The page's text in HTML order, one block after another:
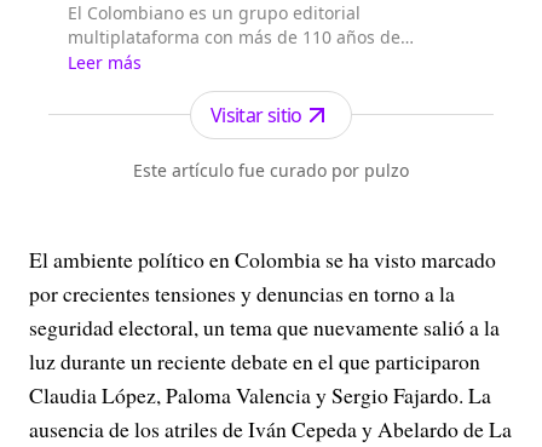
El Colombiano es un grupo editorial
multiplataforma con más de 110 años de
existencia. Nació en la ciudad de Medellín en
Antioquia. Fundado el 6 de febrero de 1912 por
Francisco de Paula Pérez, se ha especializado en
la investigación y generación de contenidos
periodísticos para diferentes plataformas en las
que provee a las a...
Leer más
Visitar sitio
Este artículo fue curado por pulzo
El ambiente político en Colombia se ha visto marcado
por crecientes tensiones y denuncias en torno a la
seguridad electoral, un tema que nuevamente salió a la
luz durante un reciente debate en el que participaron
Claudia López, Paloma Valencia y Sergio Fajardo. La
ausencia de los atriles de Iván Cepeda y Abelardo de La